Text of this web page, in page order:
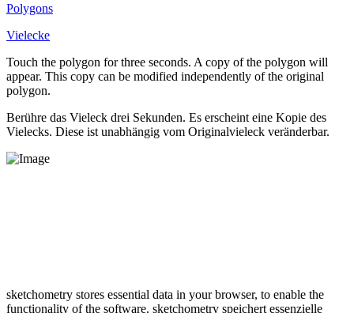
Polygons
Vielecke
Touch the polygon for three seconds. A copy of the polygon will
appear. This copy can be modified independently of the original
polygon.
Berühre das Vieleck drei Sekunden. Es erscheint eine Kopie des
Vielecks. Diese ist unabhängig vom Originalvieleck veränderbar.
sketchometry stores essential data in your browser, to enable the
functionality of the software. sketchometry speichert essenzielle